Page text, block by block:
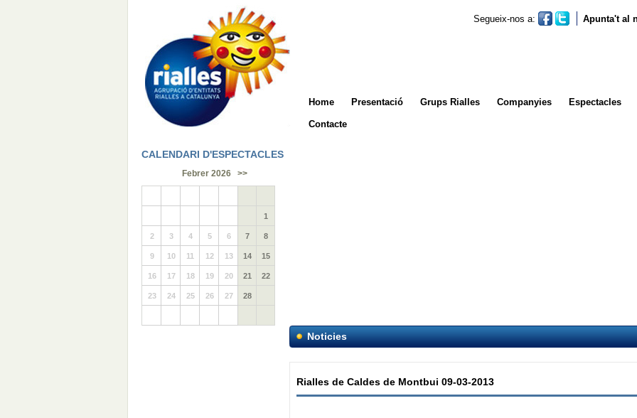
Segueix-nos a: Apunta't al
Home Presentació Grups Rialles Companyies Espectacles
Contacte
CALENDARI D'ESPECTACLES
Febrer 2026 >>
1
2 3 4 5 6 7 8
9 10 11 12 13 14 15
16 17 18 19 20 21 22
23 24 25 26 27 28
Noticies
Rialles de Caldes de Montbui 09-03-2013